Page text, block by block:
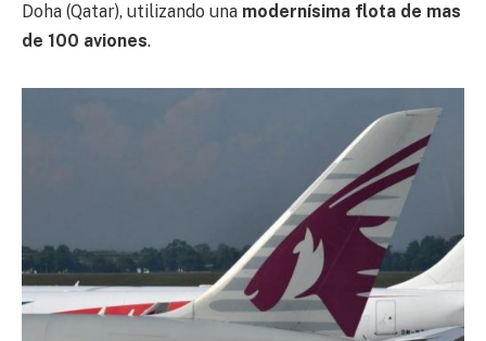
Doha (Qatar), utilizando una modernísima flota de mas
de 100 aviones.